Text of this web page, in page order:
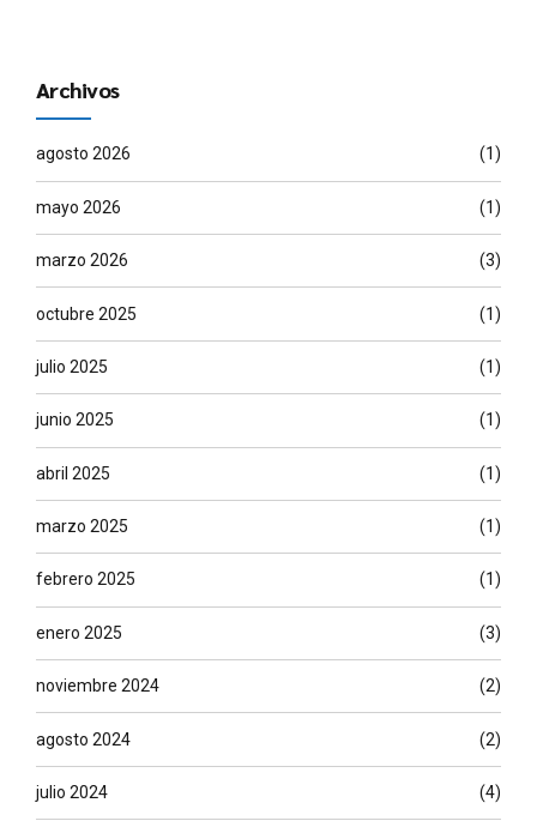
Archivos
agosto 2026 (1)
mayo 2026 (1)
marzo 2026 (3)
octubre 2025 (1)
julio 2025 (1)
junio 2025 (1)
abril 2025 (1)
marzo 2025 (1)
febrero 2025 (1)
enero 2025 (3)
noviembre 2024 (2)
agosto 2024 (2)
julio 2024 (4)